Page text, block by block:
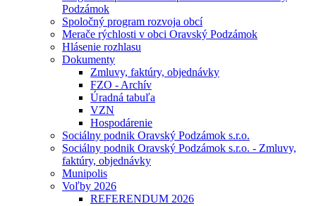
Podzámok
Spoločný program rozvoja obcí
Merače rýchlosti v obci Oravský Podzámok
Hlásenie rozhlasu
Dokumenty
Zmluvy, faktúry, objednávky
FZO - Archív
Úradná tabuľa
VZN
Hospodárenie
Sociálny podnik Oravský Podzámok s.r.o.
Sociálny podnik Oravský Podzámok s.r.o. - Zmluvy,
faktúry, objednávky
Munipolis
Voľby 2026
REFERENDUM 2026